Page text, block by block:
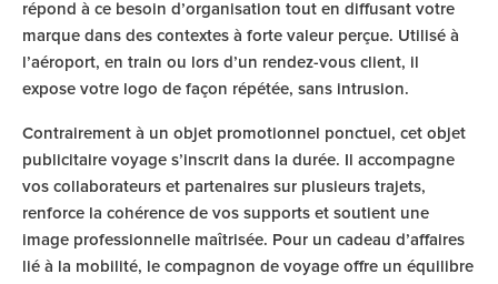
répond à ce besoin d’organisation tout en diffusant votre
marque dans des contextes à forte valeur perçue. Utilisé à
l’aéroport, en train ou lors d’un rendez-vous client, il
expose votre logo de façon répétée, sans intrusion.
Contrairement à un objet promotionnel ponctuel, cet objet
publicitaire voyage s’inscrit dans la durée. Il accompagne
vos collaborateurs et partenaires sur plusieurs trajets,
renforce la cohérence de vos supports et soutient une
image professionnelle maîtrisée. Pour un cadeau d’affaires
lié à la mobilité, le compagnon de voyage offre un équilibre